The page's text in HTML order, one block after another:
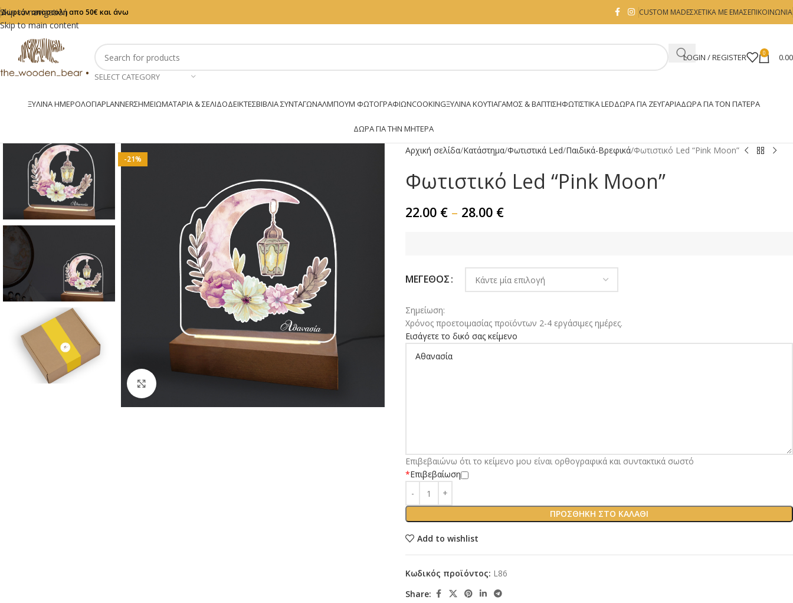
Skip to navigation
Skip to main content
Δωρεάν αποστολή απο 50€ και άνω CUSTOM MADEΣΧΕΤΙΚΑ ΜΕ ΕΜΑΣΕΠΙΚΟΙΝΩΝΙΑ
SELECT CATEGORY
LOGIN / REGISTER 0
ΞΎΛΙΝΑ ΗΜΕΡΟΛΌΓΙΑPLANNERΣΗΜΕΙΩΜΑΤΆΡΙΑ & ΣΕΛΙΔΟΔΕΊΚΤΕΣΒΙΒΛΊΑ ΣΥΝΤΑΓΏΝΆΛΜΠΟΥΜ ΦΩΤΟΓΡΑΦΙΏΝCOOKINGΞΥΛΙΝΑ ΚΟΥΤΙΑΓΑΜΟΣ & ΒΑΠΤΙΣΗΦΩΤΙΣΤΙΚΆ LEDΔΏΡΑ ΓΙΑ ΖΕΥΓΆΡΙΑΔΏΡΑ ΓΙΑ ΤΟΝ ΠΑΤΈΡΑ
ΔΏΡΑ ΓΙΑ ΤΗΝ ΜΗΤΈΡΑ
-21%
Αρχική σελίδα Κατάστημα Φωτιστικά Led Παιδικά-Βρεφικά Φωτιστικό Led “Pink Μοοn”
Φωτιστικό Led “Pink Μοοn”
22.00 € – 28.00 €
ΜΈΓΕΘΟΣ
Σημείωση:
Χρόνος προετοιμασίας προϊόντων 2-4 εργάσιμες ημέρες.
Εισάγετε το δικό σας κείμενο
*Επιβεβαίωση
Επιβεβαιώνω ότι το κείμενο μου είναι ορθογραφικά και συντακτικά σωστό
ΠΡΟΣΘΉΚΗ ΣΤΟ ΚΑΛΆΘΙ
Add to wishlist
Κωδικός προϊόντος: L86
Share: